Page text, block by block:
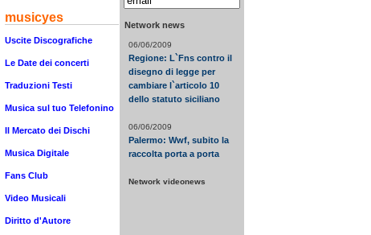
musicyes
Uscite Discografiche
Le Date dei concerti
Traduzioni Testi
Musica sul tuo Telefonino
Il Mercato dei Dischi
Musica Digitale
Fans Club
Video Musicali
Diritto d'Autore
Network news
06/06/2009
Regione: L`Fns contro il
disegno di legge per
cambiare l`articolo 10
dello statuto siciliano
06/06/2009
Palermo: Wwf, subito la
raccolta porta a porta
Network videonews